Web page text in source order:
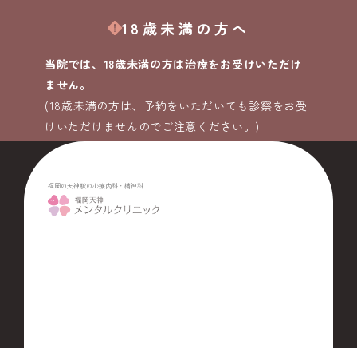
18歳未満の方へ
当院では、18歳未満の方は治療をお受けいただけ
ません。
(18歳未満の方は、予約をいただいても診察をお受
けいただけませんのでご注意ください。)
福岡の天神駅の心療内科・精神科